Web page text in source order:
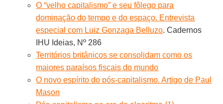
O “velho capitalismo” e seu fôlego para
dominação do tempo e do espaço. Entrevista
especial com Luiz Gonzaga Belluzo. Cadernos
IHU Ideias, Nº 286
Territórios britânicos se consolidam como os
maiores paraísos fiscais do mundo
O novo espírito do pós-capitalismo. Artigo de Paul
Mason